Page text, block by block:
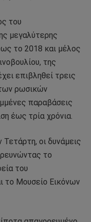
του
μεγαλύτερης
το 2018 και μέλος
της
επιβληθεί τρεις
ρωσικών
παραβάσεις
έως τρία χρόνια.
οι δυνάμεις
το
του
το Μουσείο Εικόνων